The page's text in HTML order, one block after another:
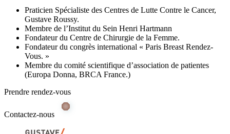
Praticien Spécialiste des Centres de Lutte Contre le Cancer,
Gustave Roussy.
Membre de l’Institut du Sein Henri Hartmann
Fondateur du Centre de Chirurgie de la Femme.
Fondateur du congrès international « Paris Breast Rendez-
Vous. »
Membre du comité scientifique d’association de patientes
(Europa Donna, BRCA France.)
Prendre rendez-vous
Contactez-nous